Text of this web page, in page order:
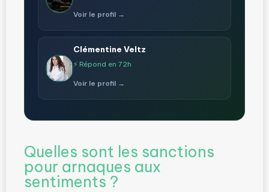
Voir le profil →
Clémentine Veltz
⚡ Répond en 72h
Voir le profil →
Quelles sont les sanctions
pour arnaques aux
sentiments ?